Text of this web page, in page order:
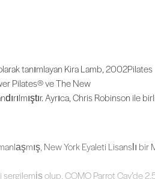
tanımlayan Kira Lamb,
tanımlayan Kira Lamb, 2002Pilates
Pilates® ve The New
Ayrıca, Chris Robinson ile
New York Eyaleti Lisanslı bir
olup, COMO Parrot Cay’de